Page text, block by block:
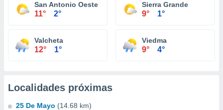
San Antonio Oeste
11° 2°
Sierra Grande
9° 1°
Valcheta
12° 1°
Viedma
9° 4°
Localidades próximas
25 De Mayo (14.68 km)